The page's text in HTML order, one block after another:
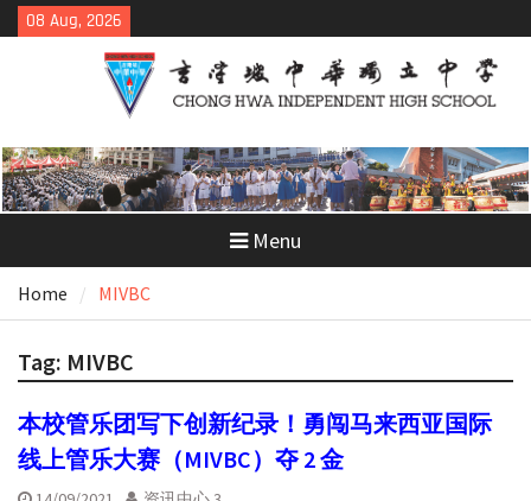
Skip
to
08 Aug, 2026
Menu
Home MIVBC
Tag: MIVBC
本校管乐团写下创新纪录！勇闯马来西亚国际
线上管乐大赛（MIVBC）夺 2 金